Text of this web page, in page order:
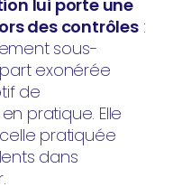
lui porte une
des contrôles:
sous-
exonérée
de
pratique. Elle
pratiquée
dans